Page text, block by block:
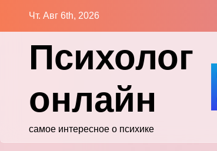
Чт. Авг 6th, 2026
Психолог
онлайн
самое интересное о психике